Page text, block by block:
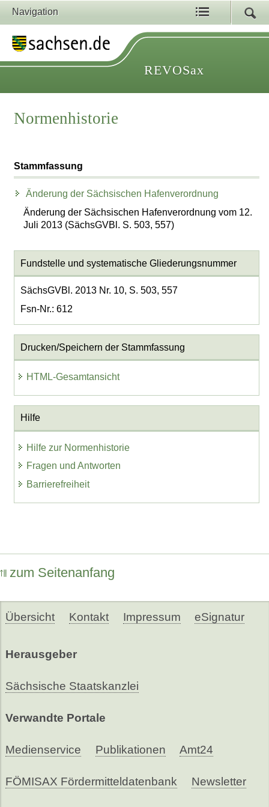
Navigation
REVOSax
Normenhistorie
Stammfassung
Änderung der Sächsischen Hafenverordnung
Änderung der Sächsischen Hafenverordnung vom 12.
Juli 2013 (SächsGVBl. S. 503, 557)
Fundstelle und systematische Gliederungsnummer
SächsGVBl. 2013 Nr. 10, S. 503, 557
Fsn-Nr.: 612
Drucken/Speichern der Stammfassung
HTML-Gesamtansicht
Hilfe
Hilfe zur Normenhistorie
Fragen und Antworten
Barrierefreiheit
zum Seitenanfang
Übersicht Kontakt Impressum eSignatur
Herausgeber
Sächsische Staatskanzlei
Verwandte Portale
Medienservice Publikationen Amt24
FÖMISAX Fördermitteldatenbank Newsletter